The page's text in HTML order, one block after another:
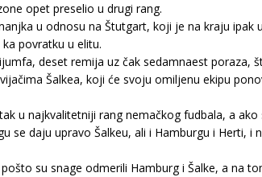
opet preselio u drugi rang.
u odnosu na Štutgart, koji je na kraju ipak
povratku u elitu.
deset remija uz čak sedamnaest poraza,
Šalkea, koji će svoju omiljenu ekipu
u najkvalitetniji rang nemačkog fudbala, a ako
se daju upravo Šalkeu, ali i Hamburgu i Herti, i
su snage odmerili Hamburg i Šalke, a na